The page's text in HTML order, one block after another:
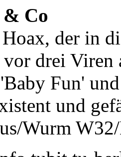
& Co
der in
drei Viren
Fun'
und
Wurm